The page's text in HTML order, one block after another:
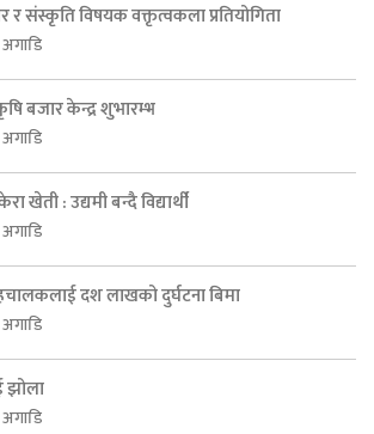
र संस्कृति विषयक वक्तृत्वकला प्रतियोगिता
बजार केन्द्र शुभारम्भ
खेती : उद्यमी बन्दै विद्यार्थी
दश लाखको दुर्घटना बिमा
झोला